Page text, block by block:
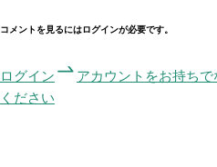
コメントを見るにはログインが必要です。
ログイン
アカウントをお持ち
ください